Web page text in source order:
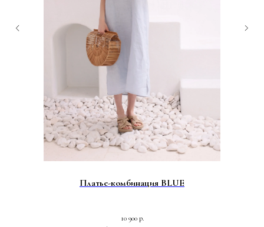
Платье-комбинация BLUE
10 900 р.